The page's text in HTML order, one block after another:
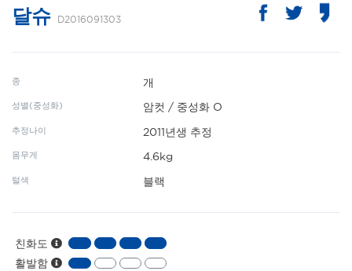
달슈 D2016091303
종 개
성별(중성화) 암컷 / 중성화 O
추정나이 2011년생 추정
몸무게 4.6kg
털색 블랙
친화도
활발함